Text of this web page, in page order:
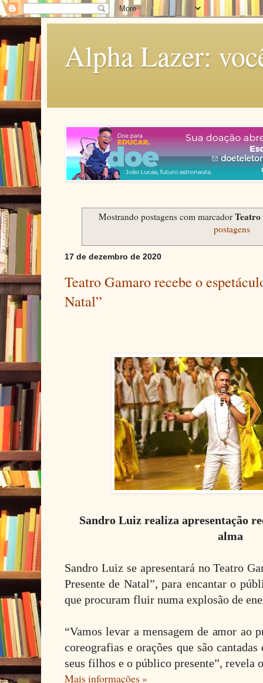
Alpha Lazer:
Mostrando postagens com marcador
postagens
17 de dezembro de 2020
Teatro Gamaro recebe o
Natal”
Sandro Luiz realiza apresentação
alma
Sandro Luiz se apresentará no Teatro
Presente de Natal”, para encantar o
que procuram fluir numa explosão de
“Vamos levar a mensagem de amor ao
coreografias e orações que são
seus filhos e o público presente”, revela
Mais informações »